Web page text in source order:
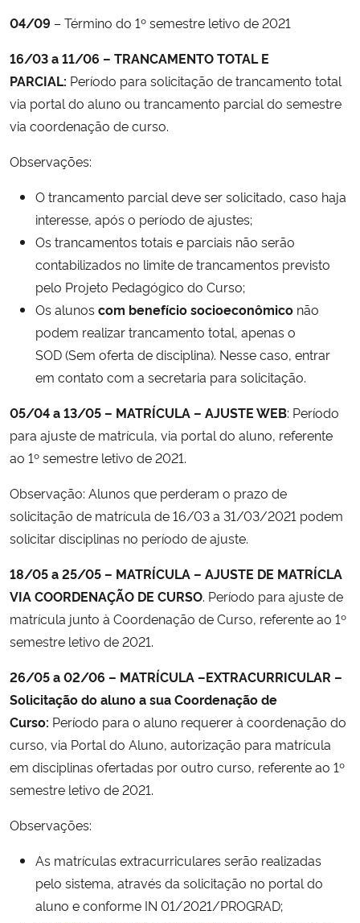
Gabinete de Segurança Institucional
Advocacia-Geral da União
Banco Central do Brasil
Planalto
04/09 – Término do 1º semestre letivo de 2021
16/03 a 11/06 – TRANCAMENTO TOTAL E
PARCIAL: Período para solicitação de trancamento total
via portal do aluno ou trancamento parcial do semestre
via coordenação de curso.
Observações:
O trancamento parcial deve ser solicitado, caso haja
interesse, após o período de ajustes;
Os trancamentos totais e parciais não serão
contabilizados no limite de trancamentos previsto
pelo Projeto Pedagógico do Curso;
Os alunos com benefício socioeconômico não
podem realizar trancamento total, apenas o
SOD (Sem oferta de disciplina). Nesse caso, entrar
em contato com a secretaria para solicitação.
05/04 a 13/05 – MATRÍCULA – AJUSTE WEB: Período
para ajuste de matrícula, via portal do aluno, referente
ao 1º semestre letivo de 2021.
Observação: Alunos que perderam o prazo de
solicitação de matrícula de 16/03 a 31/03/2021 podem
solicitar disciplinas no período de ajuste.
18/05 a 25/05 – MATRÍCULA – AJUSTE DE MATRÍCLA
VIA COORDENAÇÃO DE CURSO. Período para ajuste de
matrícula junto à Coordenação de Curso, referente ao 1º
semestre letivo de 2021.
26/05 a 02/06 – MATRÍCULA –EXTRACURRICULAR –
Solicitação do aluno a sua Coordenação de
Curso: Período para o aluno requerer à coordenação do
curso, via Portal do Aluno, autorização para matrícula
em disciplinas ofertadas por outro curso, referente ao 1º
semestre letivo de 2021.
Observações:
As matrículas extracurriculares serão realizadas
pelo sistema, através da solicitação no portal do
aluno e conforme IN 01/2021/PROGRAD;